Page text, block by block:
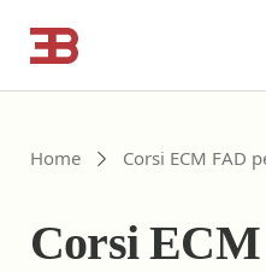
Cerca corsi ECM o altro
Home Corsi ECM FAD
Corsi